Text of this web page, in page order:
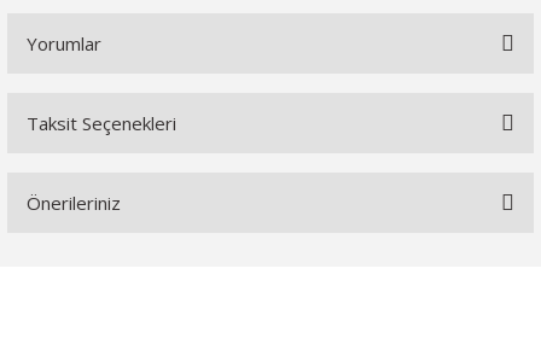
Yorumlar
Taksit Seçenekleri
Önerileriniz